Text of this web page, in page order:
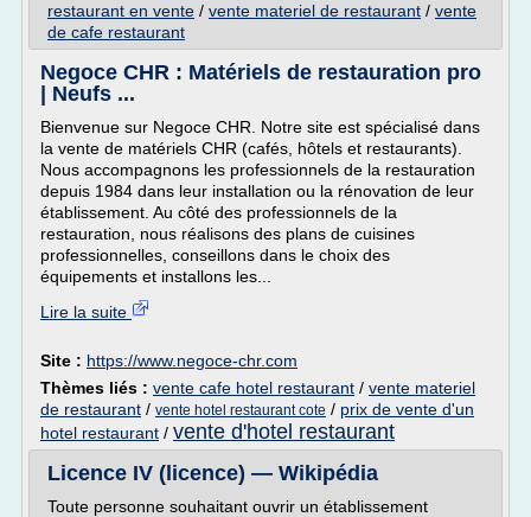
restaurant en vente / vente materiel de restaurant / vente
de cafe restaurant
Negoce CHR : Matériels de restauration pro
| Neufs ...
Bienvenue sur Negoce CHR. Notre site est spécialisé dans
la vente de matériels CHR (cafés, hôtels et restaurants).
Nous accompagnons les professionnels de la restauration
depuis 1984 dans leur installation ou la rénovation de leur
établissement. Au côté des professionnels de la
restauration, nous réalisons des plans de cuisines
professionnelles, conseillons dans le choix des
équipements et installons les...
Lire la suite
Site : https://www.negoce-chr.com
Thèmes liés : vente cafe hotel restaurant / vente materiel
de restaurant / vente hotel restaurant cote / prix de vente d'un
hotel restaurant / vente d'hotel restaurant
Licence IV (licence) — Wikipédia
Toute personne souhaitant ouvrir un établissement